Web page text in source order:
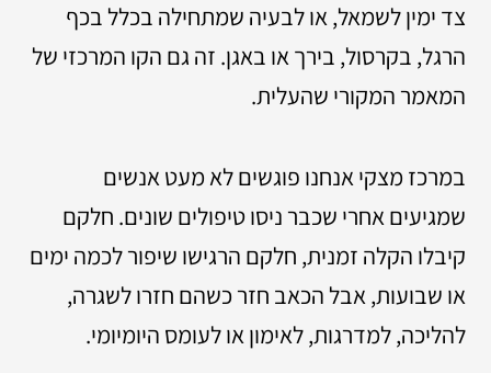
צד ימין לשמאל, או לבעיה שמתחילה בכלל בכף
הרגל, בקרסול, בירך או באגן. זה גם הקו המרכזי של
המאמר המקורי שהעלית.
במרכז מצקי אנחנו פוגשים לא מעט אנשים
שמגיעים אחרי שכבר ניסו טיפולים שונים. חלקם
קיבלו הקלה זמנית, חלקם הרגישו שיפור לכמה ימים
או שבועות, אבל הכאב חזר כשהם חזרו לשגרה,
להליכה, למדרגות, לאימון או לעומס היומיומי.